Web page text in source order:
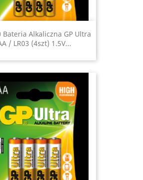
Bateria Alkaliczna GP Ultra
/ LR03 (4szt) 1.5V...